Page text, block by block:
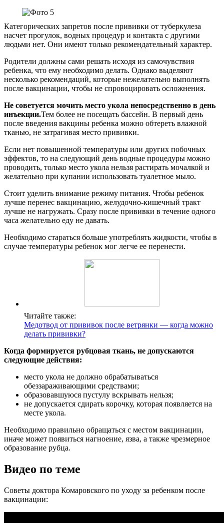
Категорических запретов после прививки от туберкулеза
насчет прогулок, водных процедур и контакта с другими
людьми нет. Они имеют только рекомендательный характер.
Родители должны сами решать исходя из самочувствия
ребенка, что ему необходимо делать. Однако выделяют
несколько рекомендаций, которые нежелательно выполнять
после вакцинации, чтобы не спровоцировать осложнения.
Не советуется мочить место укола непосредственно в день
инъекции.Тем более не посещать бассейн. В первый день
после введения вакцины ребенка можно обтереть влажной
тканью, не затрагивая место прививки.
Если нет повышенной температуры или других побочных
эффектов, то на следующий день водные процедуры можно
проводить, только место укола нельзя растирать мочалкой и
желательно при купании использовать туалетное мыло.
Стоит уделить внимание режиму питания. Чтобы ребенок
лучше перенес вакцинацию, желудочно-кишечный тракт
лучше не нагружать. Сразу после прививки в течение одного
часа желательно еду не давать.
Необходимо стараться больше употреблять жидкости, чтобы в
случае температуры ребенок мог легче ее перенести.
Читайте также:
Медотвод от прививок после ветрянки — когда можно
делать прививки?
Когда формируется рубцовая ткань, не допускаются
следующие действия:
место укола не должно обрабатываться
обеззараживающими средствами;
образовавшуюся пустулу вскрывать нельзя;
не допускается сдирать корочку, которая появляется на
месте укола.
Необходимо правильно обращаться с местом вакцинации,
иначе может появиться нагноение, язва, а также чрезмерное
образование рубца.
Видео по теме
Советы доктора Комаровского по уходу за ребенком после
вакцинации: